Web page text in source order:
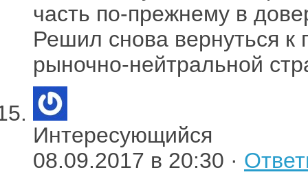
часть по-прежнему в
Решил снова вернуться к
рыночно-нейтральной
Интересующийся
08.09.2017 в 20:30 ·